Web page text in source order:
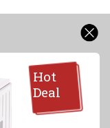
Hot
Deal